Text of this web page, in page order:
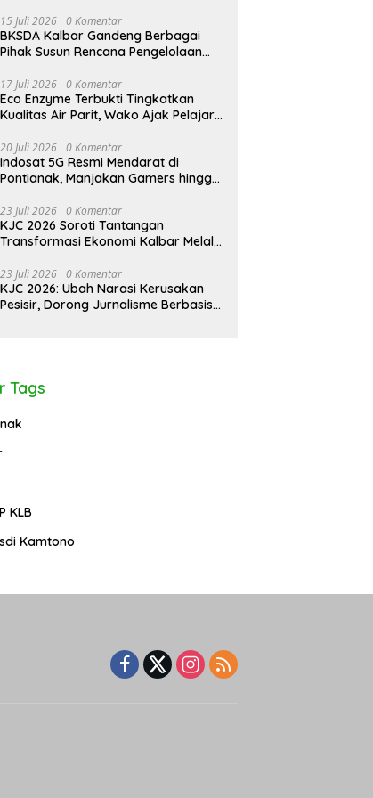
Modern di Balik
Sawit Bersertifikat
WALHI Desak Negara Seret
Korporasi Nakal
15 Juli 2026 0 Komentar
BKSDA Kalbar Gandeng Berbagai
Pihak Susun Rencana Pengelolaan
Karimata 2027-2036
17 Juli 2026 0 Komentar
Eco Enzyme Terbukti Tingkatkan
Kualitas Air Parit, Wako Ajak Pelajar
20 Juli 2026 0 Komentar
Indosat 5G Resmi Mendarat di
Pontianak, Manjakan Gamers hingga
23 Juli 2026 0 Komentar
KJC 2026 Soroti Tantangan
Transformasi Ekonomi Kalbar Melalui
23 Juli 2026 0 Komentar
KJC 2026: Ubah Narasi Kerusakan
Pesisir, Dorong Jurnalisme Berbasis
Tags
KLB
Kamtono